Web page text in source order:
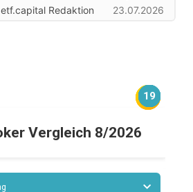
etf.capital Redaktion 23.07.2026